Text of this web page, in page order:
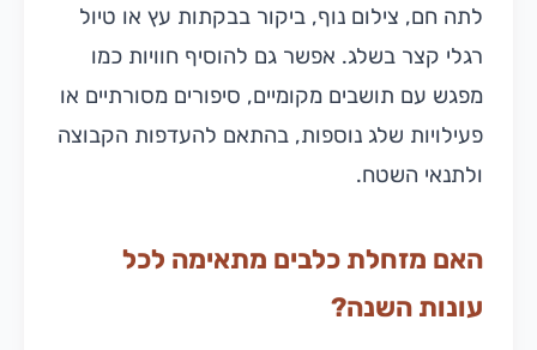
לתה חם, צילום נוף, ביקור בבקתות עץ או טיול
רגלי קצר בשלג. אפשר גם להוסיף חוויות כמו
מפגש עם תושבים מקומיים, סיפורים מסורתיים או
פעילויות שלג נוספות, בהתאם להעדפות הקבוצה
ולתנאי השטח.
האם מזחלת כלבים מתאימה לכל
עונות השנה?